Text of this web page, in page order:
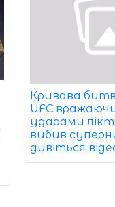
Кривава
UFC
ударами
вибив
дивіться